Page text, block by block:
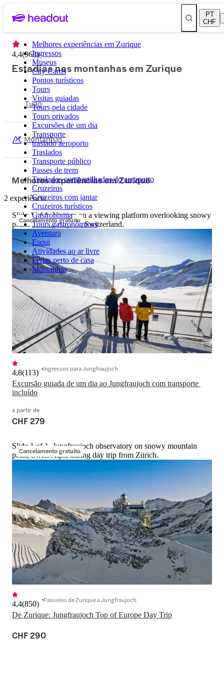
PT
CHF
Melhores experiências em Zurique
Ingressos
Museus
City Cards
Pontos turísticos
Tours
Visitas guiadas
Tours pela cidade
Tours privados
Excursões de um dia
Transporte
traslado aeroporto
Traslados
Transporte público
Passes de trem
Traslados compartilhados do aeroporto
Cruzeiros
Cruzeiros com jantar
Cruzeiros turísticos
Gastronomia
Tours gastronômicos
Aventura
Esqui
Atividades ao ar livre
Férias perto de casa
Montanhas
4,4(963)
Estadias nas montanhas em Zurique
Tudo
Montanhas
Melhores experiências em Zurique
2 experiência
Cancelamento gratuito
Slide 1 of 1, Visitors on a viewing platform overlooking snowy
peaks at Jungfraujoch, Switzerland.
Excursão guiada de um dia ao Jungfraujoch com transporte
4,8(113) Ingressos para Jungfraujoch
a partir de
CHF 279
Cancelamento gratuito
Slide 1 of 1, Jungfraujoch observatory on snowy mountain
peak, Swiss Alps, during day trip from Zürich.
De Zurique: Jungfraujoch Top of Europe Day Trip
4,4(850) Passeios de Zurique a Jungfraujoch
CHF 290